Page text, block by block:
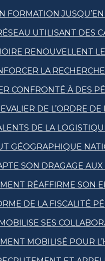
FORMATION
UTILISANT DES
RENOUVELLENT
LA
CONFRONTÉ À DES
DE L’ORDRE DE
DE LA
GÉOGRAPHIQUE
SON DRAGAGE
RÉAFFIRME SON
DE LA FISCALITÉ
SES
MOBILISÉ POUR